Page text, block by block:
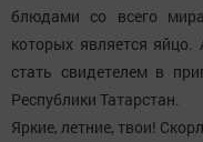
блюдами со всего
которых является
стать свидетелем в
Республики Татарстан.
Яркие, летние, твои!